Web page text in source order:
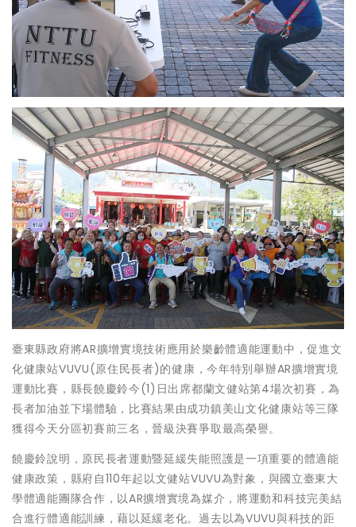
臺東縣政府將AR擴增實境技術應用於樂齡體適能運動中，促進文
化健康站VUVU(原住民長者)的健康，今年特別舉辦AR擴增實境
運動比賽，縣長饒慶鈴今(1)日出席都蘭文健站第4場次初賽，為
長者加油並下場體驗，比賽結果由成功鎮美山文化健康站等三隊
獲得今天分區初賽前三名，晉級決賽爭取最高榮譽。
饒慶鈴說明，原民長者運動暨延緩失能照護是一項重要的體適能
健康政策，縣府自110年起以文健站VUVU為對象，與國立臺東大
學體適能團隊合作，以AR擴增實境為媒介，將運動和科技完美結
合進行體適能訓練，藉以延緩老化。過去以為VUVU與科技的距